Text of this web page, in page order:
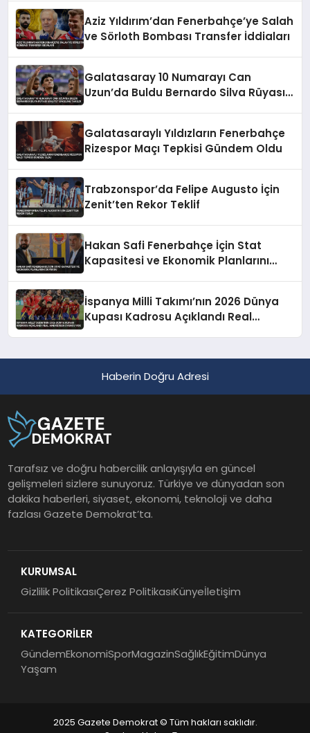
Aziz Yıldırım’dan Fenerbahçe’ye Salah
ve Sörloth Bombası Transfer İddiaları
Galatasaray 10 Numarayı Can
Uzun’da Buldu Bernardo Silva Rüyası
Galatasaraylı Yıldızların Fenerbahçe
Rizespor Maçı Tepkisi Gündem Oldu
Trabzonspor’da Felipe Augusto İçin
Zenit’ten Rekor Teklif
Hakan Safi Fenerbahçe İçin Stat
Kapasitesi ve Ekonomik Planlarını
İspanya Milli Takımı’nın 2026 Dünya
Kupası Kadrosu Açıklandı Real
Haberin Doğru Adresi
Tarafsız ve doğru habercilik anlayışıyla en güncel
gelişmeleri sizlere sunuyoruz. Türkiye ve dünyadan son
dakika haberleri, siyaset, ekonomi, teknoloji ve daha
fazlası Gazete Demokrat’ta.
KURUMSAL
Gizlilik PolitikasıÇerez PolitikasıKünyeİletişim
KATEGORİLER
GündemEkonomiSporMagazinSağlıkEğitimDünya
Yaşam
2025 Gazete Demokrat © Tüm hakları saklıdır.